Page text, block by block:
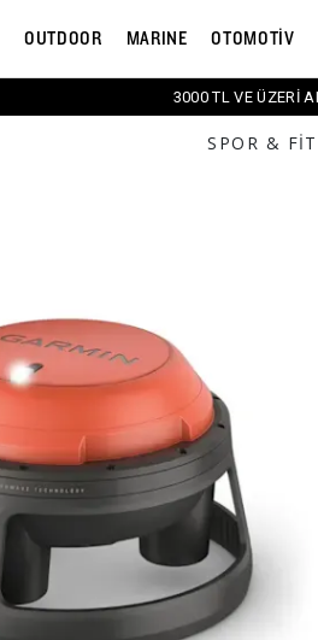
OUTDOOR MARINE OTOMOTİV
3000 TL VE ÜZERİ
SPOR &